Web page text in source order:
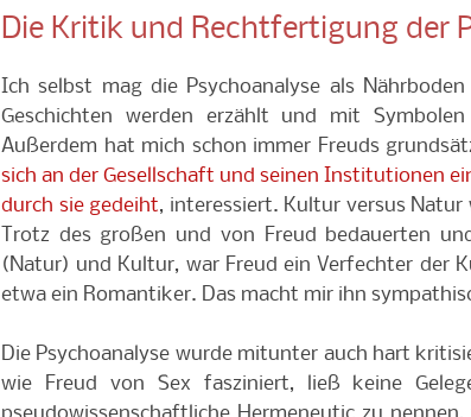
Die Kritik und Rechtfertigung der
Ich selbst mag die Psychoanalyse als
Geschichten werden erzählt und mit
Außerdem hat mich schon immer Freuds
sich an der Gesellschaft und seinen Institutionen
durch sie gedeiht, interessiert. Kultur versus Natur
Trotz des großen und von Freud bedauerten
(Natur) und Kultur, war Freud ein Verfechter der
etwa ein Romantiker. Das macht mir ihn
Die Psychoanalyse wurde mitunter auch hart
wie Freud von Sex fasziniert, ließ keine